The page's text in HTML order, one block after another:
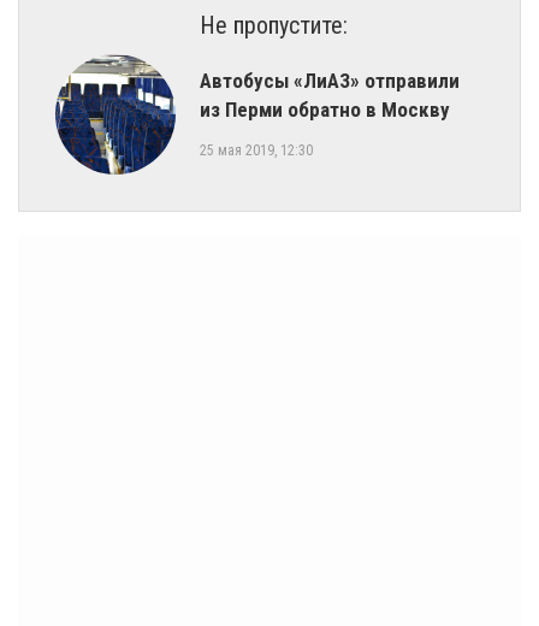
Не пропустите:
Автобусы «ЛиАЗ» отправили
из Перми обратно в Москву
25 мая 2019, 12:30